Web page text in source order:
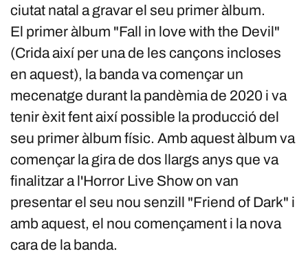
ciutat natal a gravar el seu primer àlbum.
El primer àlbum "Fall in love with the Devil"
(Crida així per una de les cançons incloses
en aquest), la banda va començar un
mecenatge durant la pandèmia de 2020 i va
tenir èxit fent així possible la producció del
seu primer àlbum físic. Amb aquest àlbum va
començar la gira de dos llargs anys que va
finalitzar a l'Horror Live Show on van
presentar el seu nou senzill "Friend of Dark" i
amb aquest, el nou començament i la nova
cara de la banda.